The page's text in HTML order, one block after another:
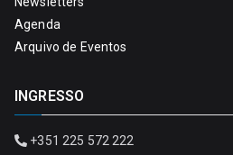
Agenda
Arquivo de Eventos
INGRESSO
+351 225 572 222